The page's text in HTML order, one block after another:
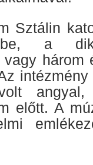
Sztálin
a
három
előtt. A